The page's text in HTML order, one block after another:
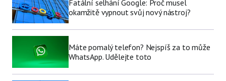
Fatální selhání Google: Proč musel
okamžitě vypnout svůj nový nástroj?
Máte pomalý telefon? Nejspíš za to může
WhatsApp. Udělejte toto